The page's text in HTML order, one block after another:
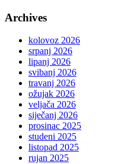
Archives
kolovoz 2026
srpanj 2026
lipanj 2026
svibanj 2026
travanj 2026
ožujak 2026
veljača 2026
siječanj 2026
prosinac 2025
studeni 2025
listopad 2025
rujan 2025